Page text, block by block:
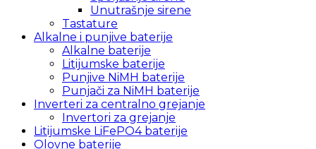
Unutrašnje sirene
Tastature
Alkalne i punjive baterije
Alkalne baterije
Litijumske baterije
Punjive NiMH baterije
Punjači za NiMH baterije
Inverteri za centralno grejanje
Invertori za grejanje
Litijumske LiFePO4 baterije
Olovne baterije